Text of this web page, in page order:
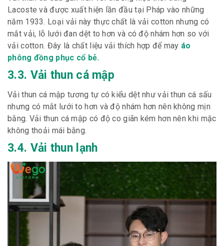
Lacoste và được xuất hiện lần đầu tại Pháp vào những
năm 1933. Loại vải này thực chất là vải cotton nhưng có
mắt vải, lỗ lưới đan dệt to hơn và có độ nhám hơn so với
vải cotton. Đây là chất liệu vải thích hợp để may áo
phông đồng phục cổ bẻ.
3.3. Vải thun cá mập
Vải thun cá mập tương tự có kiểu dệt như vải thun cá sấu
nhưng có mắt lưới to hơn và độ nhám hơn nên không mịn
bằng. Vải thun cá mập có độ co giãn kém hơn nên khi mặc
không thoải mái bằng.
3.4. Vải thun lạnh